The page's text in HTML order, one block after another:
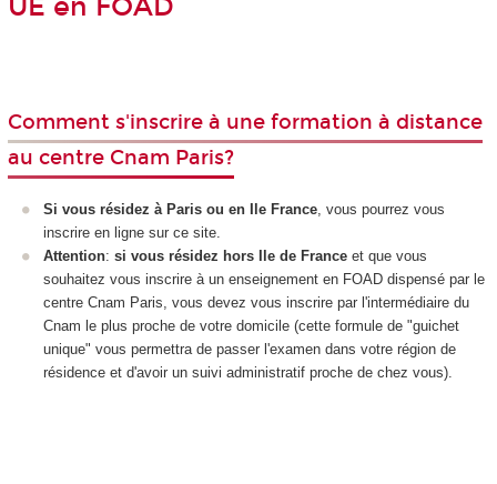
UE en FOAD
Comment s'inscrire à une formation à distance
au centre Cnam Paris?
Si vous résidez à Paris ou en Ile France , vous pourrez vous
inscrire en ligne sur ce site.
Attention: si vous résidez hors Ile de France et que vous
souhaitez vous inscrire à un enseignement en FOAD dispensé par le
centre Cnam Paris, vous devez vous inscrire par l'intermédiaire du
Cnam le plus proche de votre domicile (cette formule de "guichet
unique" vous permettra de passer l'examen dans votre région de
résidence et d'avoir un suivi administratif proche de chez vous).